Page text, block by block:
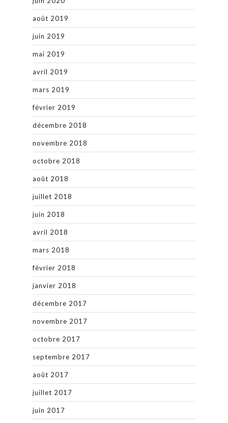
août 2019
juin 2019
mai 2019
avril 2019
mars 2019
février 2019
décembre 2018
novembre 2018
octobre 2018
août 2018
juillet 2018
juin 2018
avril 2018
mars 2018
février 2018
janvier 2018
décembre 2017
novembre 2017
octobre 2017
septembre 2017
août 2017
juillet 2017
juin 2017